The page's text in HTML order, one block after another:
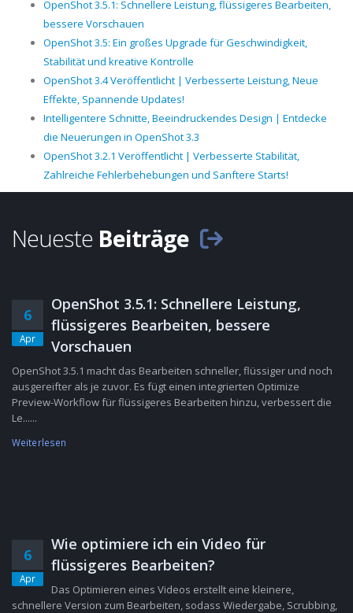
OpenShot 3.5.1: Schnellere Leistung, flüssigeres Bearbeiten,
bessere Vorschauen
OpenShot 3.5: Ein großes Upgrade für Geschwindigkeit,
Stabilität und kreative Kontrolle
OpenShot 3.4 Veröffentlicht | Verbesserte Leistung, Neue
Effekte, Spannende Updates!
Intelligentere Schnitte, Beeindruckendes Design | Entdecke
die Neuerungen in OpenShot 3.3
OpenShot 3.2.1 Veröffentlicht | Verbesserte Stabilität,
Zahlreiche Fehlerbehebungen und Sanftere Starts!
Neueste Beiträge
6
Apr
OpenShot 3.5.1: Schnellere Leistung,
flüssigeres Bearbeiten, bessere
Vorschauen
OpenShot 3.5.1 macht das Bearbeiten schneller, flüssiger und noch
ausgereifter als je zuvor. Es fügt einen integrierten Optimize
Preview-Workflow für flüssigeres Bearbeiten hinzu, verbessert die
Le......
Weiterlesen
6
Apr
Wie optimiere ich ein Video für
flüssigeres Bearbeiten?
Das Optimieren eines Videos erstellt eine kleinere,
schnellere Version zum Bearbeiten, sodass Wiedergabe, Scrubbing,